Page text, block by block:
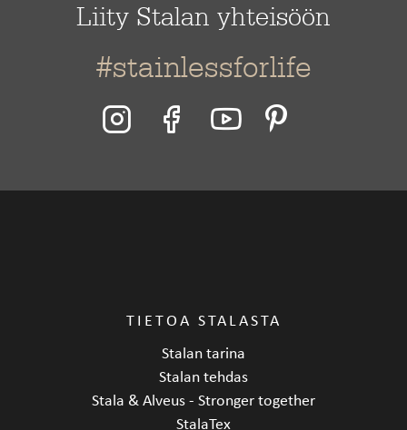
Liity Stalan yhteisöön
#stainlessforlife
TIETOA STALASTA
Stalan tarina
Stalan tehdas
Stala & Alveus - Stronger together
StalaTex